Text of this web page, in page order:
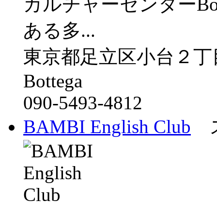
ある多...
東京都足立区小台２
Bottega
090-5493-4812
BAMBI English Club